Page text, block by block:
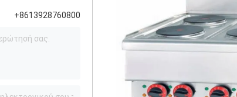
+8613928760800